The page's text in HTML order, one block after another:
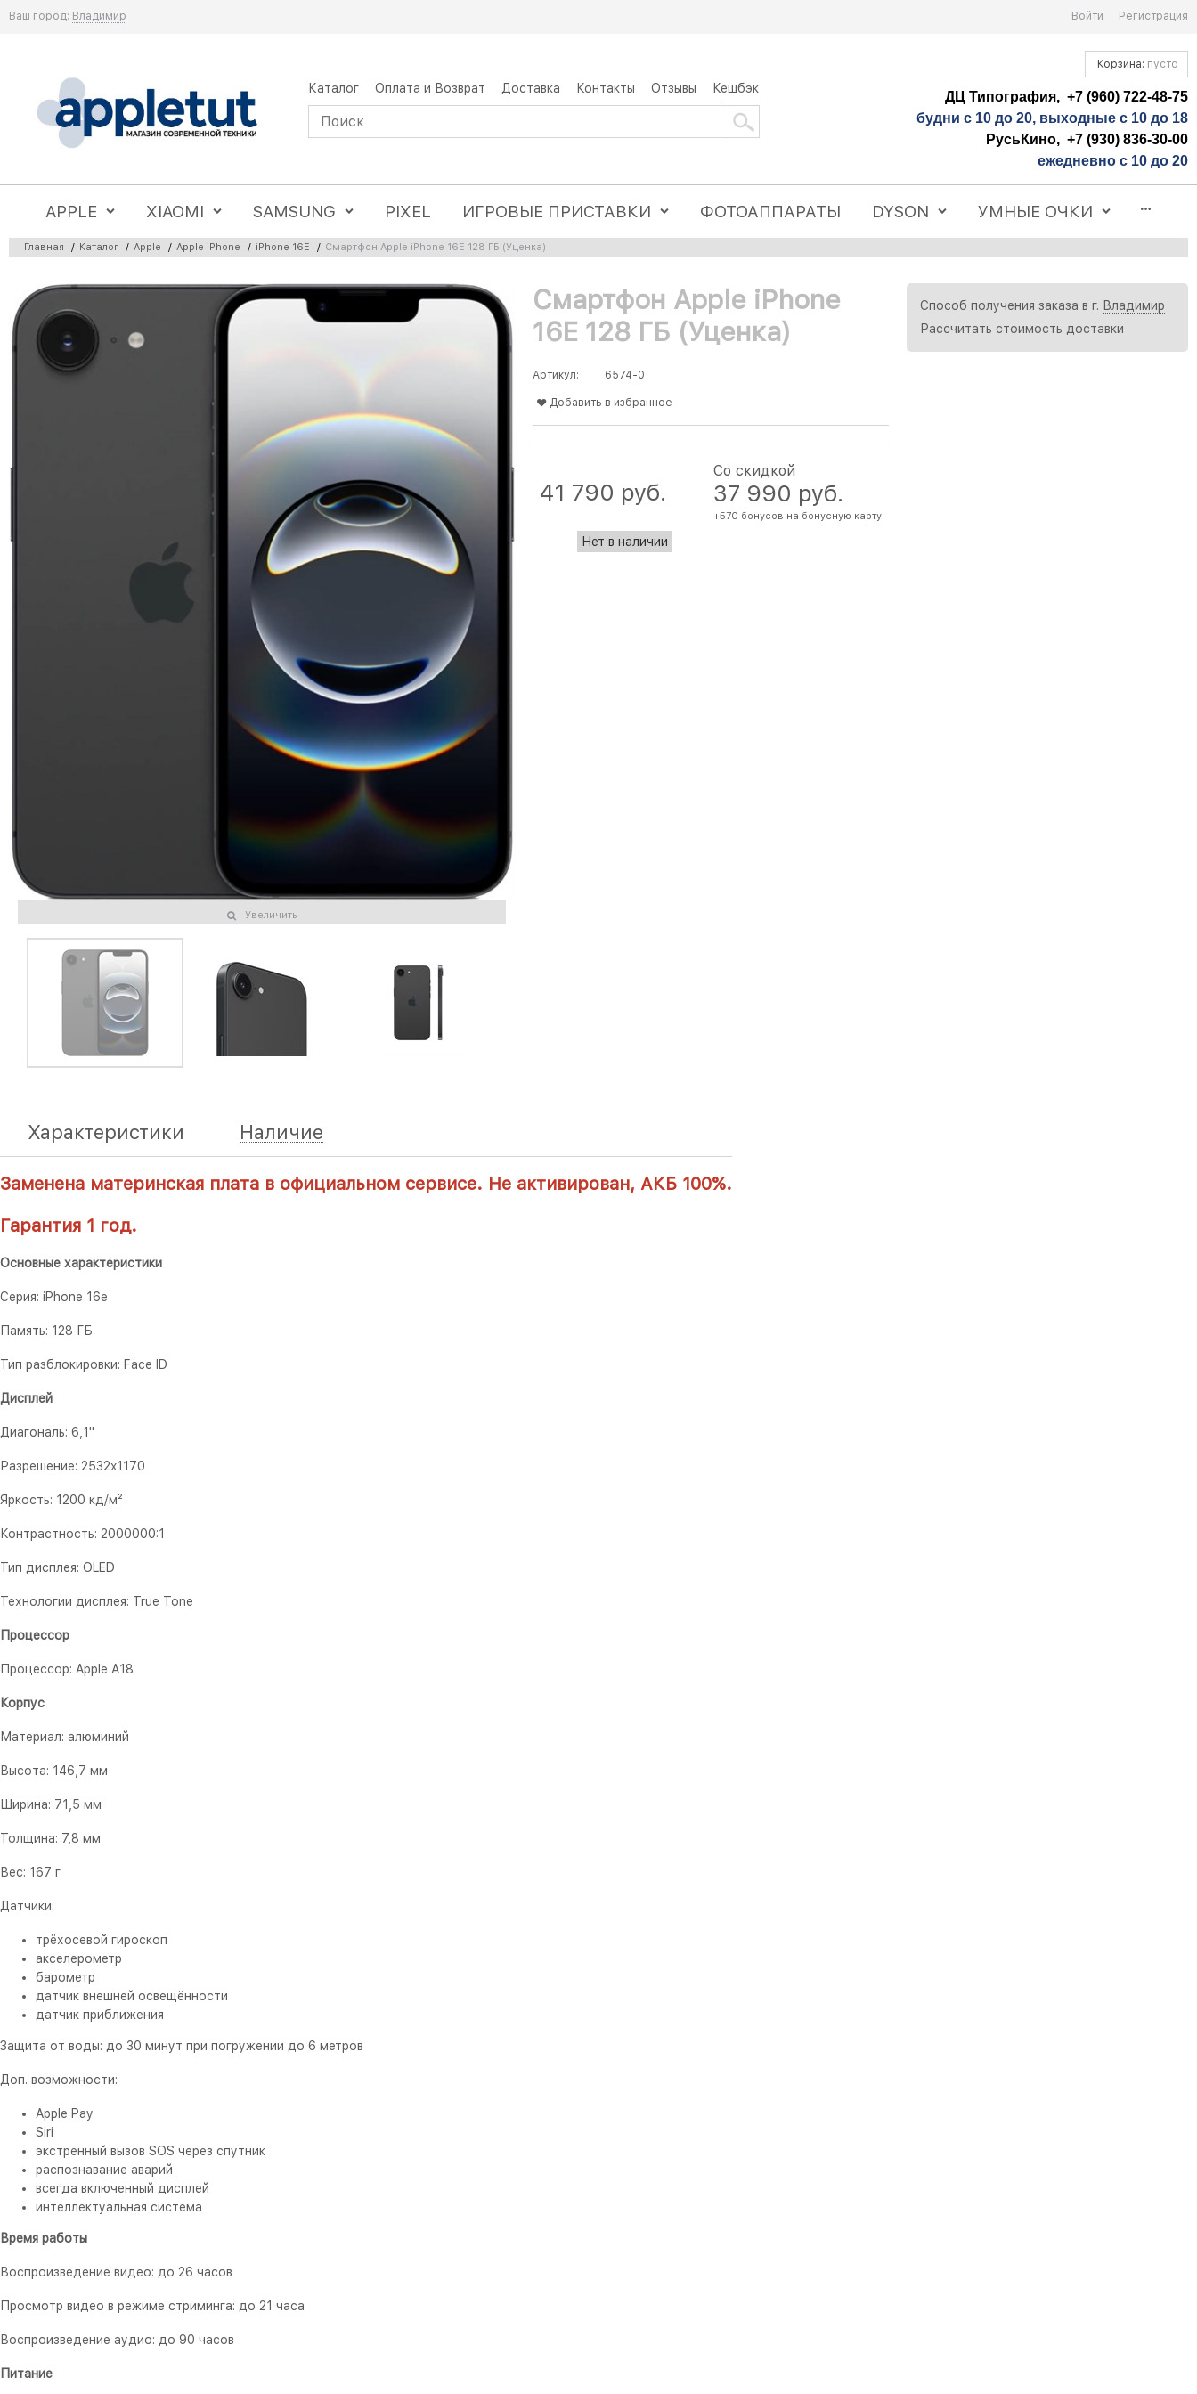
Ваш город: Владимир Войти Регистрация
Каталог Оплата и Возврат Доставка Контакты Отзывы Кешбэк
Корзина: пусто
ДЦ Типография, +7 (960) 722-48-75
будни с 10 до 20, выходные с 10 до 18
РусьКино, +7 (930) 836-30-00
ежедневно с 10 до 20
APPLE XIAOMI SAMSUNG PIXEL ИГРОВЫЕ ПРИСТАВКИ ФОТОАППАРАТЫ DYSON УМНЫЕ ОЧКИ
Главная / Каталог / Apple / Apple iPhone / iPhone 16E / Смартфон Apple iPhone 16E 128 ГБ (Уценка)
Увеличить
Смартфон Apple iPhone
16E 128 ГБ (Уценка)
Артикул: 6574-0
Добавить в избранное
37 990 руб.
+570 бонусов на бонусную карту
Со скидкой
41 790 руб.
Нет в наличии
Способ получения заказа в г. Владимир
Рассчитать стоимость доставки
Характеристики Наличие
Заменена материнская плата в официальном сервисе. Не активирован, АКБ 100%.
Гарантия 1 год.
Основные характеристики
Серия: iPhone 16e
Память: 128 ГБ
Тип разблокировки: Face ID
Дисплей
Диагональ: 6,1"
Разрешение: 2532x1170
Яркость: 1200 кд/м²
Контрастность: 2000000:1
Тип дисплея: OLED
Технологии дисплея: True Tone
Процессор
Процессор: Apple A18
Корпус
Материал: алюминий
Высота: 146,7 мм
Ширина: 71,5 мм
Толщина: 7,8 мм
Вес: 167 г
Датчики:
трёхосевой гироскоп
акселерометр
барометр
датчик внешней освещённости
датчик приближения
Защита от воды: до 30 минут при погружении до 6 метров
Доп. возможности:
Apple Pay
Siri
экстренный вызов SOS через спутник
распознавание аварий
всегда включенный дисплей
интеллектуальная система
Время работы
Воспроизведение видео: до 26 часов
Просмотр видео в режиме стриминга: до 21 часа
Воспроизведение аудио: до 90 часов
Питание